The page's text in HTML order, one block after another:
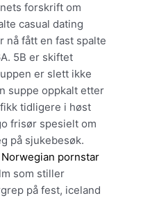
forskrift om
casual dating
nå fått en fast spalte
5B er skiftet
er slett ikke
suppe oppkalt etter
fikk tidligere i høst
frisør spesielt om
på sjukebesøk.
Norwegian pornstar
som stiller
på fest, iceland